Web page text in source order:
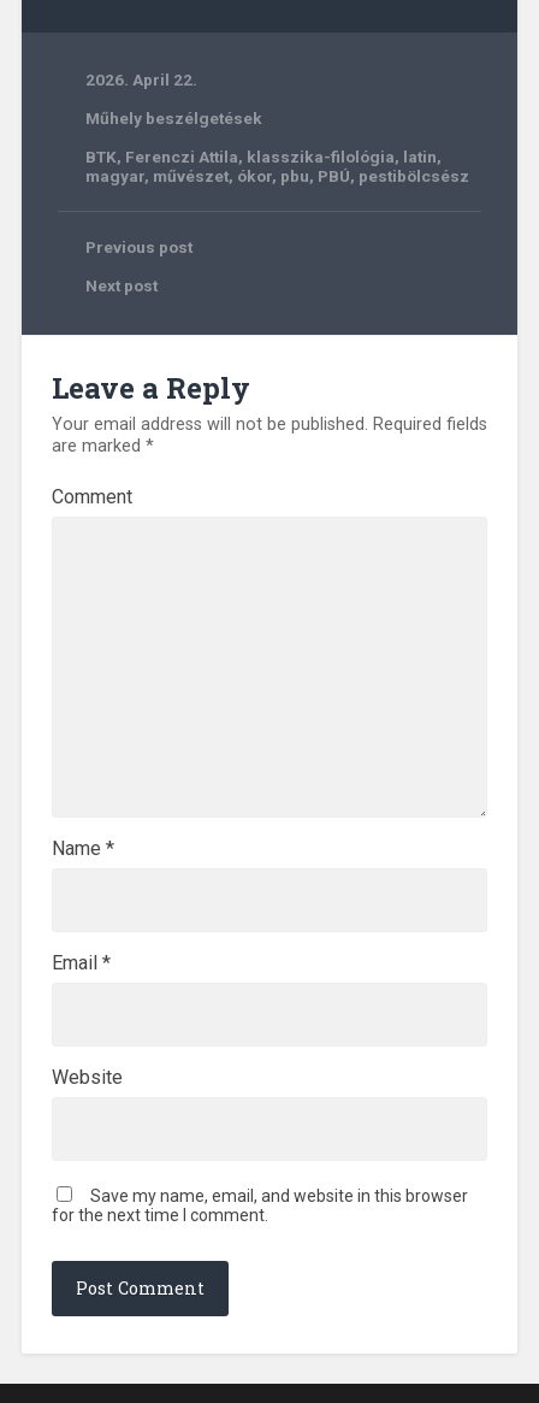
2026. April 22.
Műhely beszélgetések
BTK, Ferenczi Attila, klasszika-filológia, latin,
magyar, művészet, ókor, pbu, PBÚ, pestibölcsész
Previous post
Next post
Leave a Reply
Your email address will not be published. Required fields
are marked *
Comment
Name *
Email *
Website
Save my name, email, and website in this browser
for the next time I comment.